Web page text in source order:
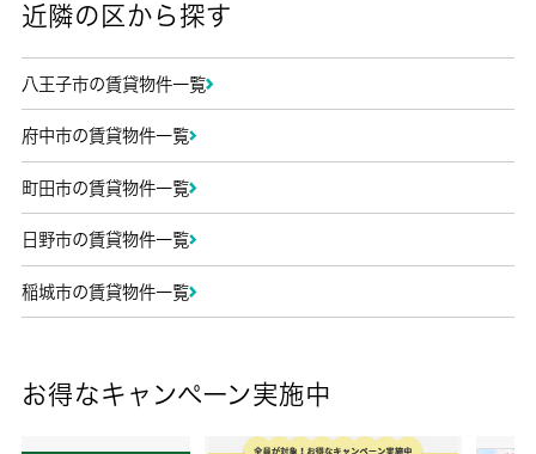
近隣の区から探す
八王子市の賃貸物件一覧
府中市の賃貸物件一覧
町田市の賃貸物件一覧
日野市の賃貸物件一覧
稲城市の賃貸物件一覧
お得なキャンペーン実施中